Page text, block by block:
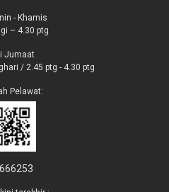
- Khamis
– 4.30 ptg
Jumaat
/ 2.45 ptg - 4.30 ptg
Pelawat: